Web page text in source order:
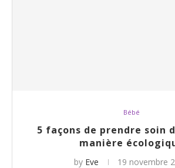
Bébé
5 façons de prendre soin
manière
by Eve 19 novembre